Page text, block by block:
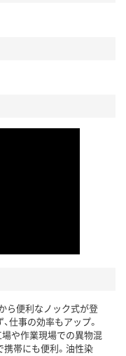
ら便利なノック式が登
仕事の効率もアップ。
や作業現場での異物混
帯にも便利。油性染